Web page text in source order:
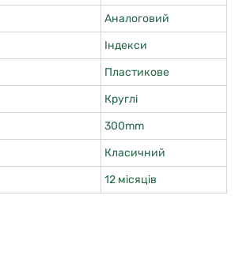
Аналоговий
Індекси
Пластикове
Круглі
300mm
Класичний
12 місяців